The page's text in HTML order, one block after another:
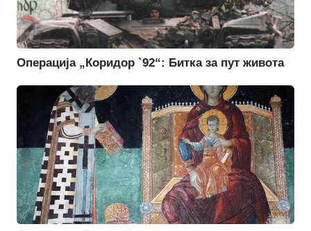
Операција „Коридор `92“: Битка за пут живота